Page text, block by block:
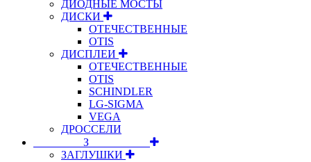
ДИОДНЫЕ МОСТЫ
ДИСКИ
ОТЕЧЕСТВЕННЫЕ
OTIS
ДИСПЛЕИ
ОТЕЧЕСТВЕННЫЕ
OTIS
SCHINDLER
LG-SIGMA
VEGA
ДРОССЕЛИ
⠀⠀⠀⠀⠀⠀З⠀⠀⠀⠀⠀⠀⠀
ЗАГЛУШКИ